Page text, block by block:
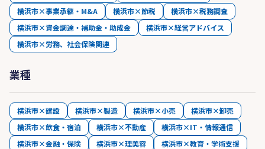
横浜市×事業承継・M&A
横浜市×節税
横浜市×税務調査
横浜市×資金調達・補助金・助成金
横浜市×経営アドバイス
横浜市×労務、社会保険関連
業種
横浜市×建設 横浜市×製造 横浜市×小売
横浜市×卸売
横浜市×飲食・宿泊
横浜市×不動産
横浜市×IT・情報通信
横浜市×金融・保険
横浜市×理美容
横浜市×教育・学術支援